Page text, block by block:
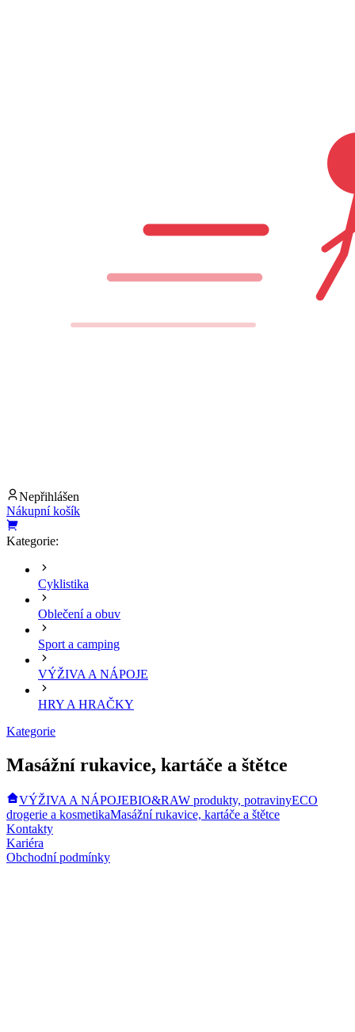
Nepřihlášen
Nákupní košík
Kategorie:
Cyklistika
Oblečení a obuv
Sport a camping
VÝŽIVA A NÁPOJE
HRY A HRAČKY
Kategorie
Masážní rukavice, kartáče a štětce
VÝŽIVA A NÁPOJEBIO&RAW produkty, potravinyECO
drogerie a kosmetikaMasážní rukavice, kartáče a štětce
Kontakty
Kariéra
Obchodní podmínky